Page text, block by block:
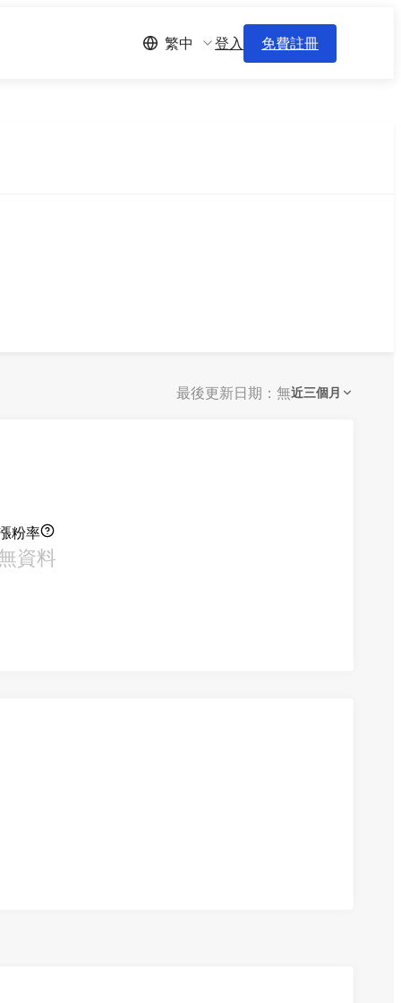
繁中 登入 免費註冊
最後更新日期：無近三個月
粉率
資料